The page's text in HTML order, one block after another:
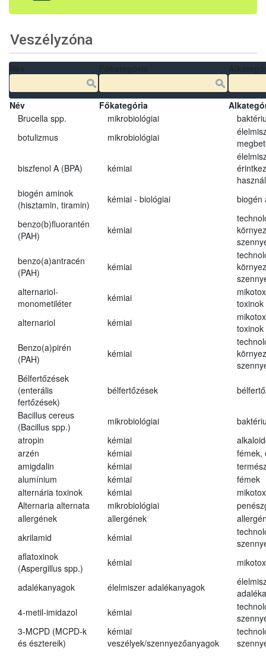
Veszélyzóna
Név Főkategória
Brucella spp.
mikrobiológiai
botulizmus
mikrobiológiai
biszfenol A (BPA) kémiai
biogén aminok
(hisztamin, tiramin)
kémiai - biológiai biogén
benzo(b)fluorantén
(PAH)
kémiai
benzo(a)antracén
(PAH)
kémiai
alternariol-
monometiléter
kémiai
toxinok
alternariol
kémiai
toxinok
Benzo(a)pirén
(PAH)
kémiai
Bélfertőzések
(enterális
fertőzések)
bélfertőzések
Bacillus cereus
(Bacillus spp.)
mikrobiológiai
atropin
kémiai
arzén
kémiai
fémek,
amigdalin
kémiai
alumínium
kémiai
fémek
alternária toxinok
kémiai
Alternaria alternata
mikrobiológiai
allergének
allergének
akrilamid
kémiai
aflatoxinok
(Aspergillus spp.)
kémiai
adalékanyagok élelmiszer adalékanyagok
4-metil-imidazol
kémiai
3-MCPD (MCPD-k
és észtereik)
kémiai
veszélyek/szennyezőanyagok